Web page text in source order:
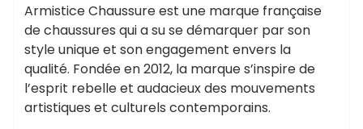
Armistice Chaussure est une marque française
de chaussures qui a su se démarquer par son
style unique et son engagement envers la
qualité. Fondée en 2012, la marque s’inspire de
l’esprit rebelle et audacieux des mouvements
artistiques et culturels contemporains.